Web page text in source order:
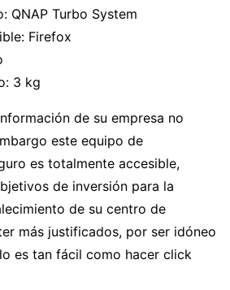
‎QNAP Turbo System
‎Firefox
‎3 kg
de su empresa no
este equipo de
es totalmente accesible,
de inversión para la
de su centro de
más justificados, por ser idóneo
es tan fácil como hacer click